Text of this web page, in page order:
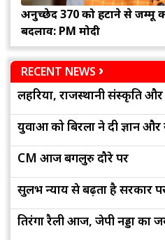
अनुच्छेद 370 को हटाने से जम्मू
बदलाव: PM मोदी
RECENT NEWS
लहरिया, राजस्थानी संस्कृति
युवाओं को बिरला ने दी ज्ञान
CM आज बेंगलुरु दौरे पर
सुलभ न्याय से बढ़ता है सरकार
तिरंगा रैली आज, जेपी नड्डा का